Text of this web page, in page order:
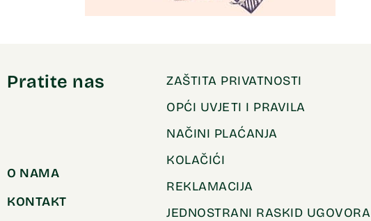
Pratite nas
O NAMA
KONTAKT
ZAŠTITA PRIVATNOSTI
OPĆI UVJETI I PRAVILA
NAČINI PLAĆANJA
KOLAČIĆI
REKLAMACIJA
JEDNOSTRANI RASKID UGOVORA